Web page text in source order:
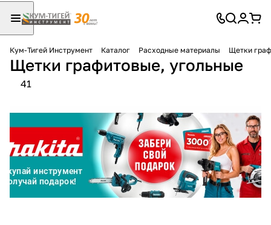
Кум-Тигей Инструмент Каталог Расходные материалы Щетки
Щетки графитовые, угольные
41
Для клиентов всех банков
оплатуна части
без переплат
График платежей